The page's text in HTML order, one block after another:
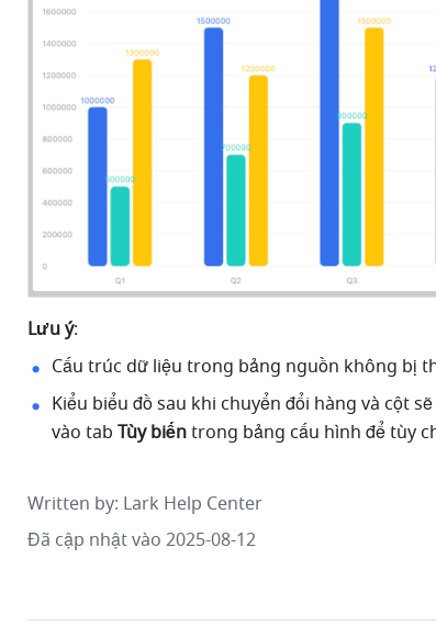
Lưu ý:
Cấu trúc dữ liệu trong bảng nguồn không bị
Kiểu biểu đồ sau khi chuyển đổi hàng và cột
vào tab Tùy biến trong bảng cấu hình để tùy
Written by: Lark Help Center
Đã cập nhật vào 2025-08-12